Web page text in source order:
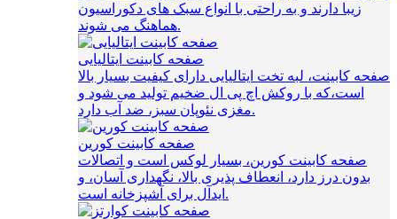
زیبا دارند و به راحتی با انواع سبک‌ های دکوراسیون
هماهنگ می‌ شوند.
صفحه کابینت ایتالیایی
صفحه کابینت، لبه تخت ایتالیایی دارای کیفیت بسیار بالا
است،که با روکش اچ پی ال ضخیم تولید می شود و
مغزی نئوپان سبز، ضد آب دارد.
صفحه کابینت کورین
صفحه کابینت کورین، بسیار لوکس است و اتصالات
بدون درز دارد، انعطاف پذیری بالا، نگهداری آسان، و
ایدآل برای آشپزخانه است.